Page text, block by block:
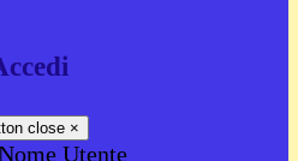
close ×
Utente